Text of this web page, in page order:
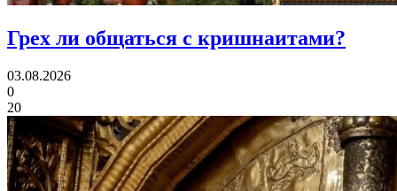
Грех ли общаться с кришнаитами?
03.08.2026
0
20